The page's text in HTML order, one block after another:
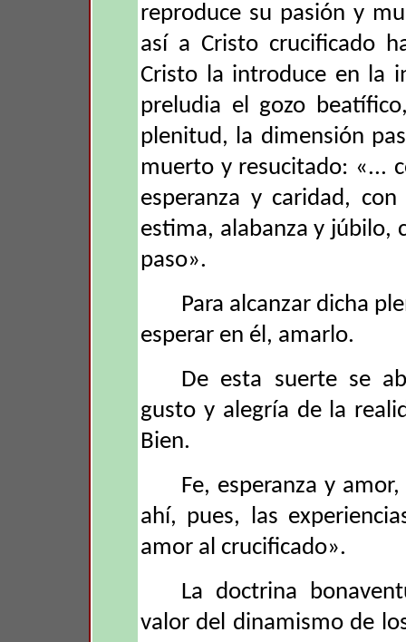
reproduce su pasión y
así a Cristo crucificado
Cristo la introduce en la
preludia el gozo
plenitud, la dimensión
muerto y resucitado: «...
esperanza y caridad,
estima, alabanza y júbilo,
paso».
Para alcanzar dicha
esperar en él, amarlo.
De esta suerte se
gusto y alegría de la
Bien.
Fe, esperanza y
ahí, pues, las
amor al crucificado».
La doctrina
valor del dinamismo de